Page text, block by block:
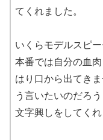
てくれました。
いくらモデルスピ
本番では自分の血
はり口から出てき
う言いたいのだろ
文字興しをしてくれ